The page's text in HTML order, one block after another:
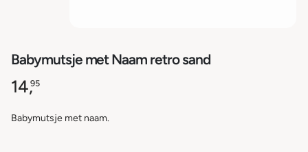
Babymutsje met Naam retro sand
14,95
Babymutsje met naam.